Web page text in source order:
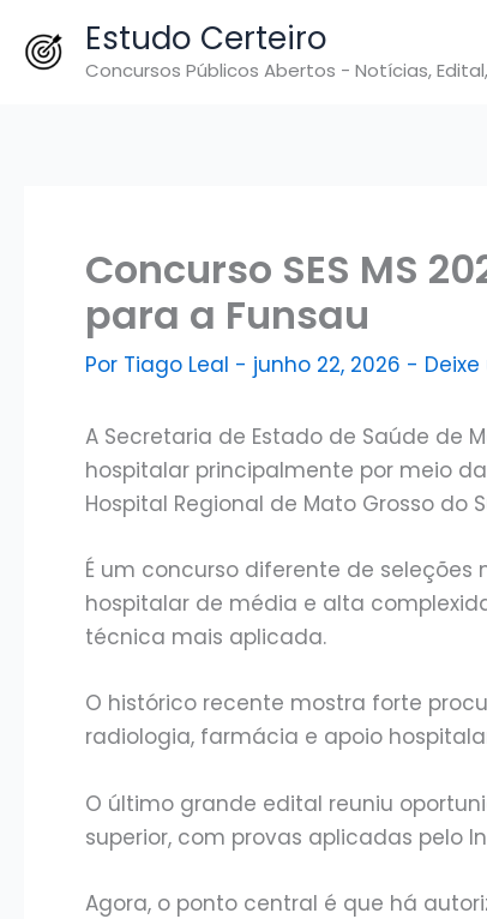
para
Estudo Certeiro
Concursos Públicos Abertos - Notícias,
Concurso SES MS
para a Funsau
Por Tiago Leal - junho 22, 2026 -
A Secretaria de Estado de Saúde de
hospitalar principalmente por meio
Hospital Regional de Mato Grosso do
É um concurso diferente de
hospitalar de média e alta
técnica mais aplicada.
O histórico recente mostra forte
radiologia, farmácia e apoio
O último grande edital reuniu
superior, com provas aplicadas pelo
Agora, o ponto central é que há